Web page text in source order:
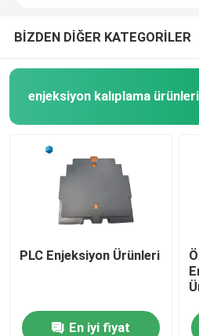
BİZDEN DİĞER KATEGORİLER
enjeksiyon kalıplama ürünleri
PLC Enjeksiyon Ürünleri
En iyi fiyat